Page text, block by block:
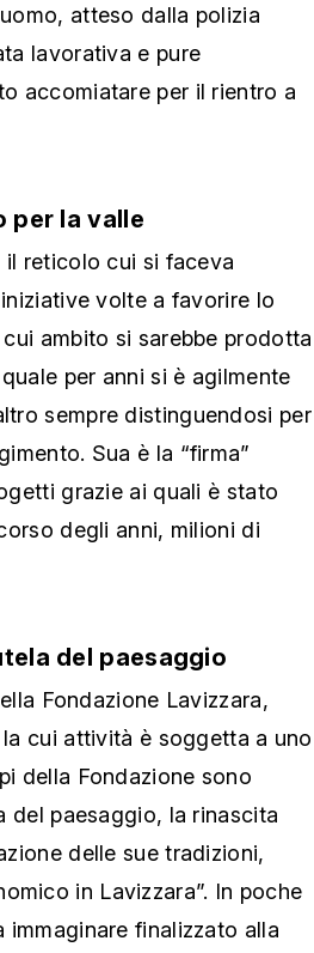
atteso dalla polizia
lavorativa e pure
accomiatare per il rientro a
per la valle
reticolo cui si faceva
volte a favorire lo
ambito si sarebbe prodotta
per anni si è agilmente
sempre distinguendosi per
Sua è la “firma”
grazie ai quali è stato
degli anni, milioni di
del paesaggio
Fondazione Lavizzara,
cui attività è soggetta a uno
della Fondazione sono
del paesaggio, la rinascita
delle sue tradizioni,
in Lavizzara”. In poche
finalizzato alla